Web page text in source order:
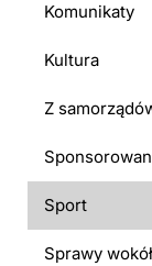
Komunikaty
Kultura
Z
Sport
Sprawy